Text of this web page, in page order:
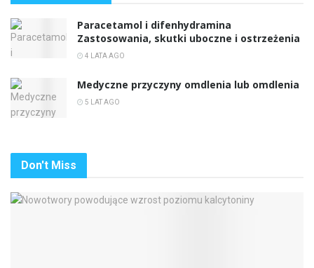
Paracetamol i difenhydramina
Zastosowania, skutki uboczne i ostrzeżenia
4 LATA AGO
Medyczne przyczyny omdlenia lub omdlenia
5 LAT AGO
Don't Miss